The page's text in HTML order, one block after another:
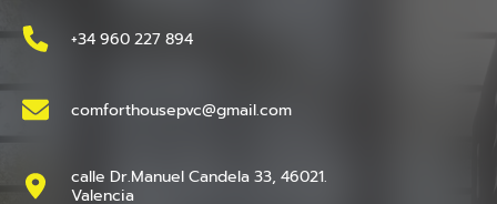
+34 960 227 894
comforthousepvc@gmail.com
calle Dr.Manuel Candela 33, 46021.
Valencia